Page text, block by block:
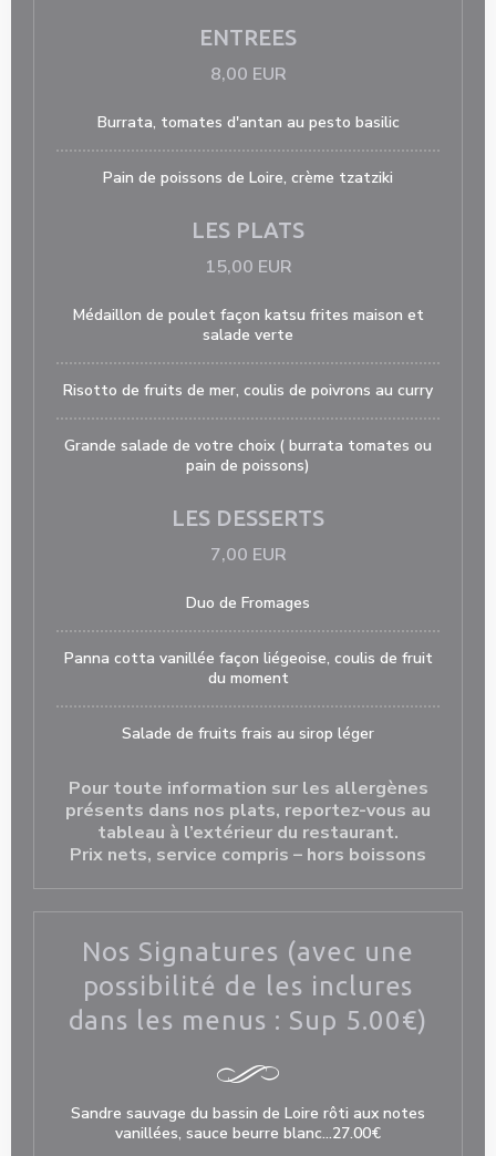
ENTREES
8,00 EUR
Burrata, tomates d'antan au pesto basilic
Pain de poissons de Loire, crème tzatziki
LES PLATS
15,00 EUR
Médaillon de poulet façon katsu frites maison et
salade verte
Risotto de fruits de mer, coulis de poivrons au curry
Grande salade de votre choix ( burrata tomates ou
pain de poissons)
LES DESSERTS
7,00 EUR
Duo de Fromages
Panna cotta vanillée façon liégeoise, coulis de fruit
du moment
Salade de fruits frais au sirop léger
Pour toute information sur les allergènes
présents dans nos plats, reportez-vous au
tableau à l’extérieur du restaurant.
Prix nets, service compris – hors boissons
Nos Signatures (avec une
possibilité de les inclures
dans les menus : Sup 5.00€)
Sandre sauvage du bassin de Loire rôti aux notes
vanillées, sauce beurre blanc…27.00€